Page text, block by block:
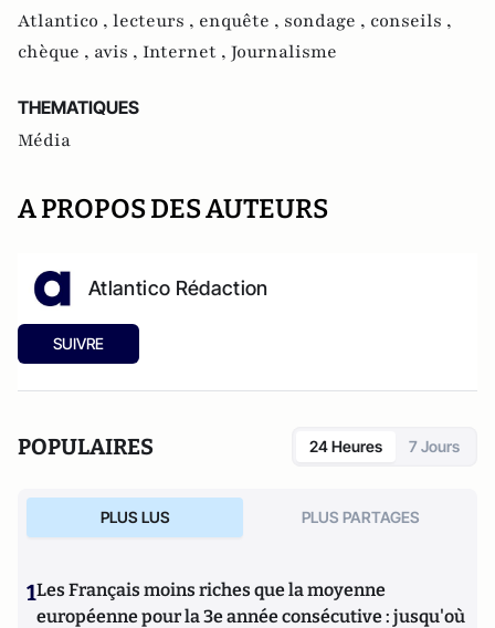
Atlantico , lecteurs , enquête , sondage , conseils ,
chèque , avis , Internet , Journalisme
THEMATIQUES
Média
A PROPOS DES AUTEURS
Atlantico Rédaction
SUIVRE
POPULAIRES 24 Heures 7 Jours
PLUS LUS PLUS PARTAGES
1Les Français moins riches que la moyenne
européenne pour la 3e année consécutive : jusqu'où